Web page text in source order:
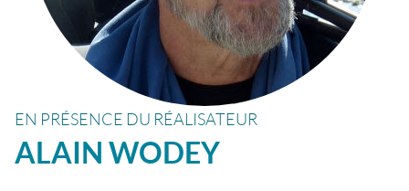
EN PRÉSENCE DU RÉALISATEUR
ALAIN WODEY